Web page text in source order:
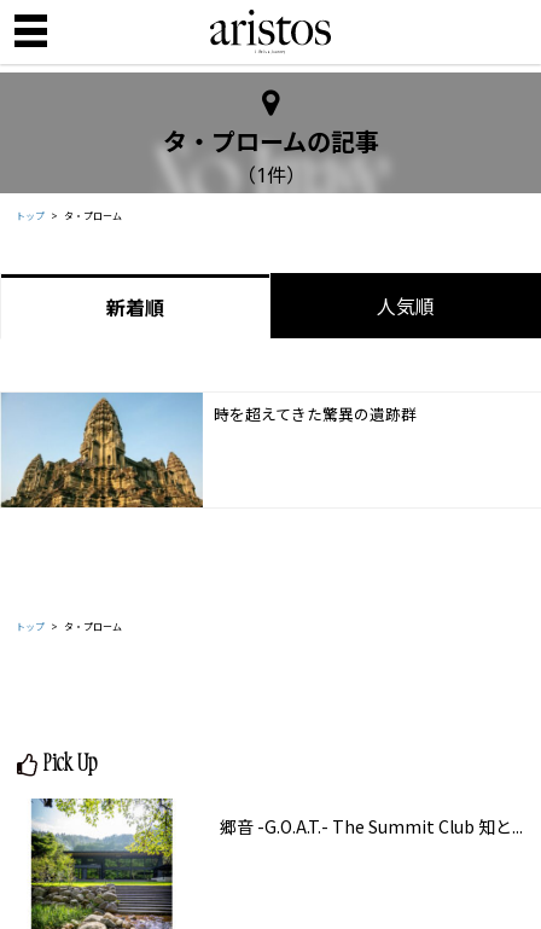
タ・プロームの記事
（1件）
トップ タ・プローム
新着順 人気順
時を超えてきた驚異の遺跡群
トップ タ・プローム
Pick Up
郷音 -G.O.A.T.- The Summit Club 知と...